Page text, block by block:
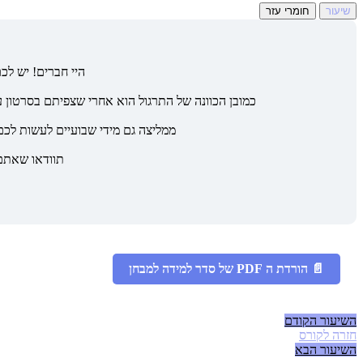
שיעור חומרי עזר
היי חברים! יש
כמובן הכוונה של התרגול הוא אחרי שצפיתם
ממליצה גם מידי שבועיים לעשות
תוודאו
📄 הורדת ה PDF של סדר למידה למבחן
השיעור הקודם
חזרה לקורס
השיעור הבא